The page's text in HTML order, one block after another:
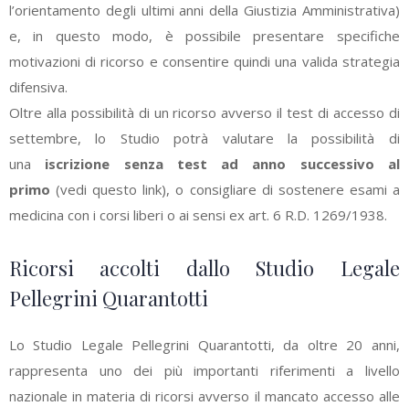
l’orientamento degli ultimi anni della Giustizia Amministrativa)
e, in questo modo, è possibile presentare specifiche
motivazioni di ricorso e consentire quindi una valida strategia
difensiva.
Oltre alla possibilità di un ricorso avverso il test di accesso di
settembre, lo Studio potrà valutare la possibilità di
una iscrizione senza test ad anno successivo al
primo (vedi questo link), o consigliare di sostenere esami a
medicina con i corsi liberi o ai sensi ex art. 6 R.D. 1269/1938.
Ricorsi accolti dallo Studio Legale
Pellegrini Quarantotti
Lo Studio Legale Pellegrini Quarantotti, da oltre 20 anni,
rappresenta uno dei più importanti riferimenti a livello
nazionale in materia di ricorsi avverso il mancato accesso alle